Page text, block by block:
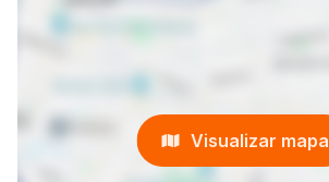
Visualizar mapa